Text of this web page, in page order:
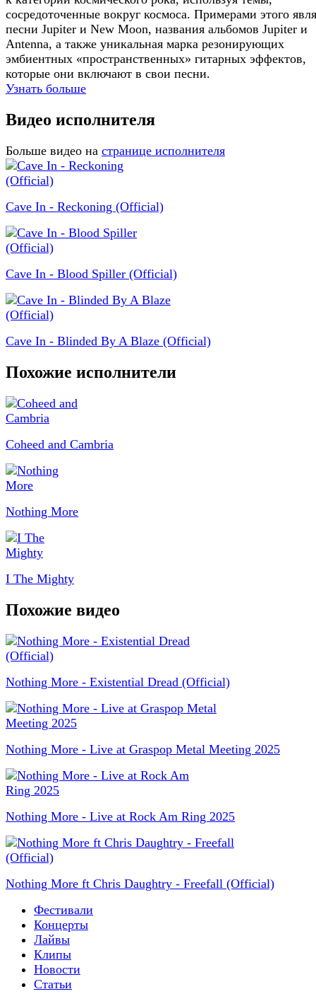
сосредоточенные вокруг космоса. Примерами этого
песни Jupiter и New Moon, названия альбомов Jupiter и
Antenna, а также уникальная марка резонирующих
эмбиентных «пространственных» гитарных эффектов,
которые они включают в свои песни.
Узнать больше
Видео исполнителя
Больше видео на странице исполнителя
Cave In - Reckoning (Official)
Cave In - Blood Spiller (Official)
Cave In - Blinded By A Blaze (Official)
Похожие исполнители
Coheed and Cambria
Nothing More
I The Mighty
Похожие видео
Nothing More - Existential Dread (Official)
Nothing More - Live at Graspop Metal Meeting 2025
Nothing More - Live at Rock Am Ring 2025
Nothing More ft Chris Daughtry - Freefall (Official)
Фестивали
Концерты
Лайвы
Клипы
Новости
Статьи